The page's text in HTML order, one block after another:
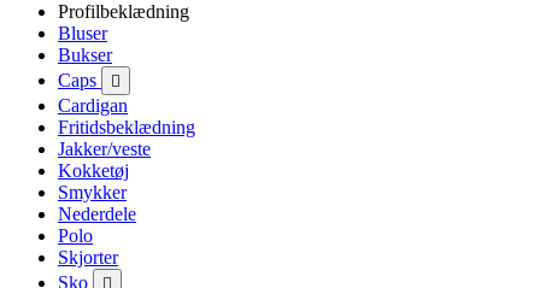
Profilbeklædning
Bluser
Bukser
Caps

Cardigan
Fritidsbeklædning
Jakker/veste
Kokketøj
Smykker
Nederdele
Polo
Skjorter
Sko
